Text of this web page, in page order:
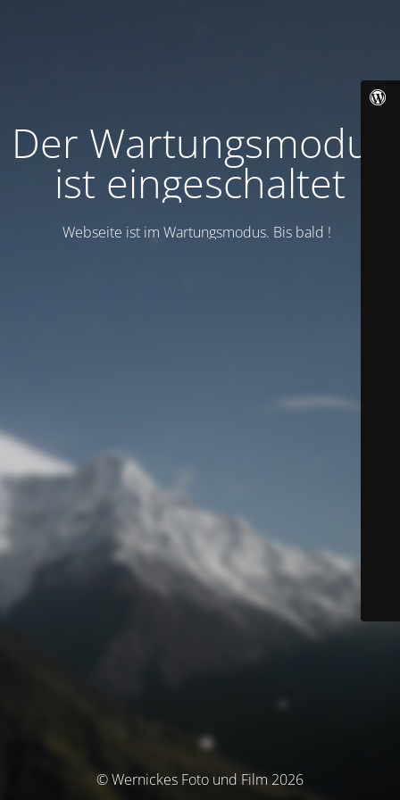
Der Wartungsmodus
ist eingeschaltet
Webseite ist im Wartungsmodus. Bis bald !
© Wernickes Foto und Film 2026